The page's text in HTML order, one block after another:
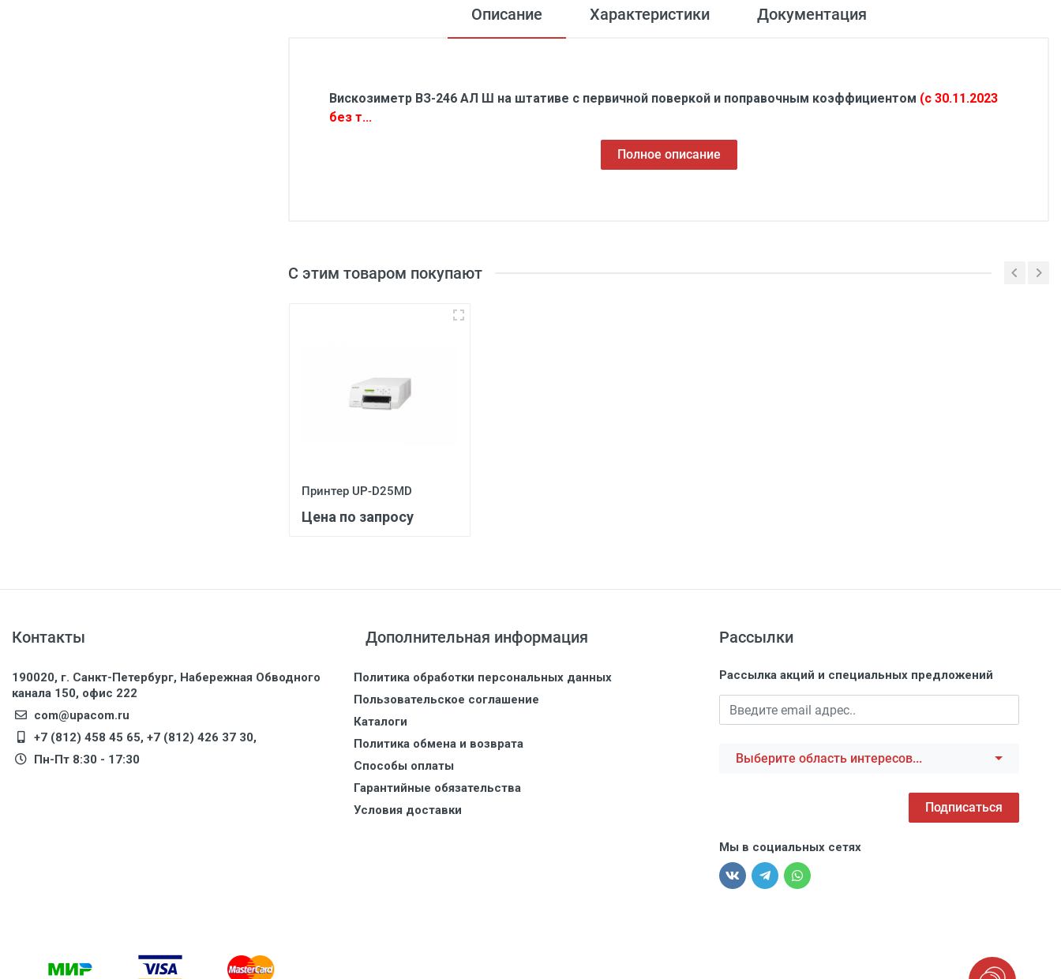
Описание Характеристики Документация
Вискозиметр ВЗ-246 АЛ Ш на штативе с первичной поверкой и поправочным коэффициентом (с 30.11.2023
без т...
Полное описание
С этим товаром покупают
Принтер UP-D25MD
Цена по запросу
Контакты
190020, г. Санкт-Петербург, Набережная Обводного
канала 150, офис 222
com@upacom.ru
+7 (812) 458 45 65, +7 (812) 426 37 30,
Пн-Пт 8:30 - 17:30
Дополнительная информация
Политика обработки персональных данных
Пользовательское соглашение
Каталоги
Политика обмена и возврата
Способы оплаты
Гарантийные обязательства
Условия доставки
Рассылки
Рассылка акций и специальных предложений
Выберите область интересов...
Подписаться
Мы в социальных сетях